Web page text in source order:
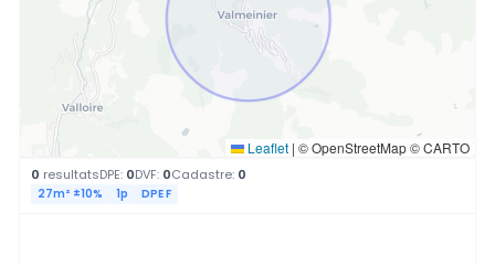
0 resultatsDPE: 0DVF: 0Cadastre: 0
27m² ±10% 1p DPE F
Leaflet | © OpenStreetMap © CARTO